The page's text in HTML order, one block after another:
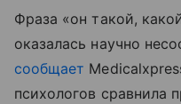
Фраза «он такой,
оказалась научно
сообщает
психологов сравнила